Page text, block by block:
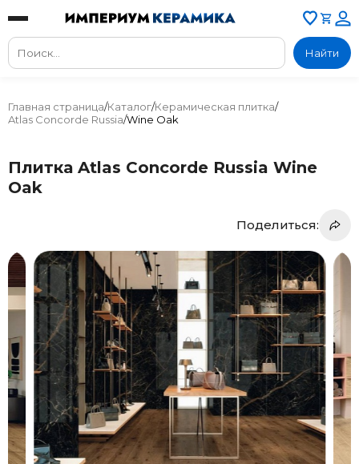
Найти
Главная страница/Каталог/Керамическая плитка/
Atlas Concorde Russia/Wine Oak
Плитка Atlas Concorde Russia Wine
Oak
Поделиться: